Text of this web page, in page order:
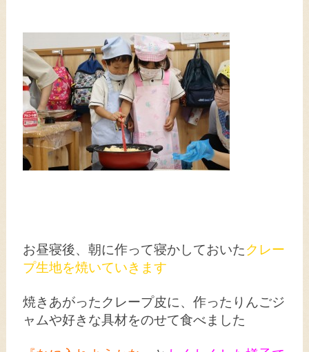
お昼寝後、朝に作って寝かしておいたクレー
プ生地を焼いていきます
焼きあがったクレープ皮に、作ったりんごジ
ャムや好きな具材をのせて食べました